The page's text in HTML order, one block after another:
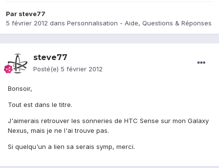
Par steve77
5 février 2012 dans Personnalisation - Aide, Questions & Réponses
steve77
Posté(e) 5 février 2012
Bonsoir,
Tout est dans le titre.
J'aimerais retrouver les sonneries de HTC Sense sur mon Galaxy
Nexus, mais je ne l'ai trouve pas.
Si quelqu'un a lien sa serais symp, merci.